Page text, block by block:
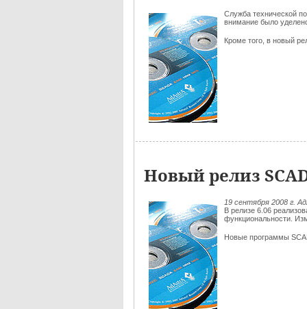
Служба технической
внимание было
Кроме того, в новый
Новый релиз
19 сентября 2008 г.
В релизе 6.06
функциональности.
Новые программы